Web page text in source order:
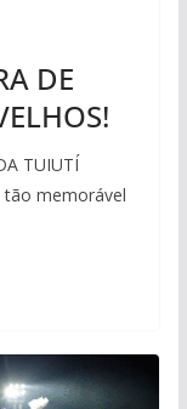
DE
TUIUTÍ
memorável